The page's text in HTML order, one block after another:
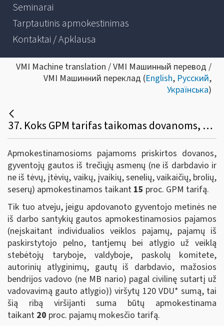
Seminarai
Tarptautinis apmokestinimas
Kontaktai / Apklausa
VMI Machine translation / VMI Машинный перевод /
VMI Машинний переклад (English, Русский,
Українська)
37. Koks GPM tarifas taikomas dovanoms, gyventojų gautoms iš trečiųjų asmenų (ne iš darbdavio, nei iš artimųjų)?
Apmokestinamosioms pajamoms priskirtos dovanos,
gyventojų gautos iš trečiųjų asmenų (ne iš darbdavio ir
ne iš tėvų, įtėvių, vaikų, įvaikių, senelių, vaikaičių, brolių,
seserų) apmokestinamos taikant 15 proc. GPM tarifą.
Tik tuo atveju, jeigu apdovanoto gyventojo metinės ne
iš darbo santykių gautos apmokestinamosios pajamos
(neįskaitant individualios veiklos pajamų, pajamų iš
paskirstytojo pelno, tantjemų bei atlygio už veiklą
stebėtojų taryboje, valdyboje, paskolų komitete,
autorinių atlyginimų, gautų iš darbdavio, mažosios
bendrijos vadovo (ne MB nario) pagal civilinę sutartį už
vadovavimą gauto atlygio)) viršytų 120 VDU* sumą, tai
šią ribą viršijanti suma būtų apmokestinama
taikant 20 proc. pajamų mokesčio tarifą.